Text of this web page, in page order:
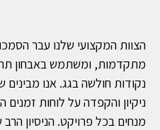
הצוות המקצועי שלנו עבר
מתקדמות, ומשתמש באבחון
נקודות חולשה בגג. אנו
ניקיון והקפדה על לוחות זמנים
מנחים בכל פרויקט. הניסיון הרב